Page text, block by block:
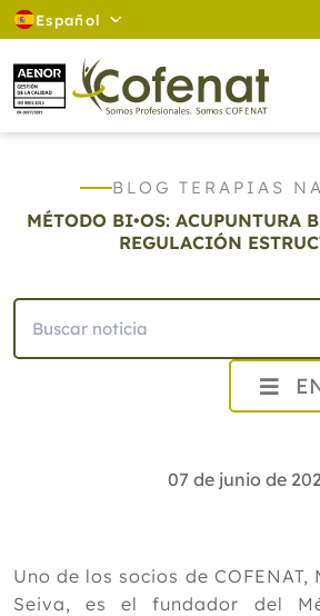
Español
BLOG TERAPIAS
MÉTODO BI•OS: ACUPUNTURA
REGULACIÓN
2025
2022
07 de junio de
Uno de los socios de COFENAT,
Seiva, es el fundador del